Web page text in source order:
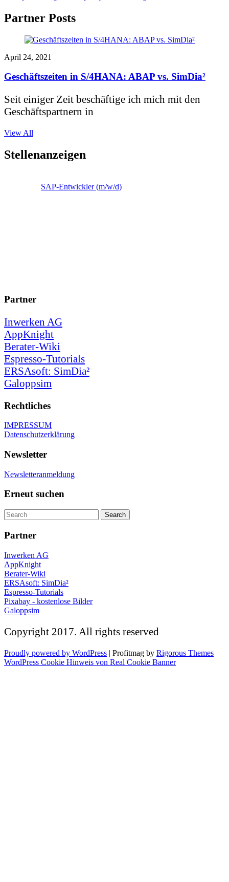
Partner Posts
April 24, 2021
Geschäftszeiten in S/4HANA: ABAP vs. SimDia²
Seit einiger Zeit beschäftige ich mich mit den
Geschäftspartnern in
View All
Stellenanzeigen
SAP-Entwickler (m/w/d)
Partner
Inwerken AG
AppKnight
Berater-Wiki
Espresso-Tutorials
ERSAsoft: SimDia²
Galoppsim
Rechtliches
IMPRESSUM
Datenschutzerklärung
Newsletter
Newsletteranmeldung
Erneut suchen
Partner
Inwerken AG
AppKnight
Berater-Wiki
ERSAsoft: SimDia²
Espresso-Tutorials
Pixabay - kostenlose Bilder
Galoppsim
Copyright 2017. All rights reserved
Proudly powered by WordPress | Profitmag by Rigorous Themes
WordPress Cookie Hinweis von Real Cookie Banner